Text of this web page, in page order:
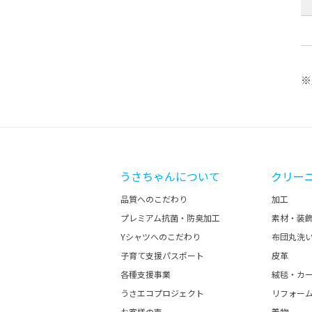
※
うさちゃんについて
品質へのこだわり
プレミアム抗菌・防臭加工
Yシャツへのこだわり
子育て支援パスポート
各種支援事業
うさエコプロジェクト
クリー
加工
素材・装
布団丸洗
皮革
絨毯・カ
リフォー